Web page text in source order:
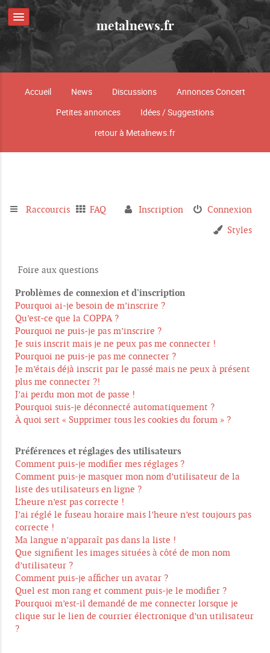
metalnews.fr
Accueil News Discussions
Annonces Concert
Petites annonces
Idées / Suggestions
retour à Metalnews.fr
Raccourcis FAQ Connexion
Inscription
Styles
Foire aux questions
Problèmes de connexion et d’inscription
Pourquoi ai-je besoin de m’inscrire ?
Qu’est-ce que la COPPA ?
Pourquoi ne puis-je pas m’inscrire ?
Je suis inscrit mais je ne peux pas me connecter !
Pourquoi ne puis-je pas me connecter ?
Je m’étais déjà inscrit par le passé mais ne peux à présent
plus me connecter ?!
J’ai perdu mon mot de passe !
Pourquoi suis-je déconnecté automatiquement ?
À quoi sert « Supprimer tous les cookies du forum » ?
Préférences et réglages des utilisateurs
Comment puis-je modifier mes réglages ?
Comment puis-je masquer mon nom d’utilisateur de la
liste des utilisateurs en ligne ?
L’heure n’est pas correcte !
J’ai réglé le fuseau horaire mais l’heure n’est toujours pas
correcte !
Ma langue n’apparaît pas dans la liste !
Que signifient les images situées à côté de mon nom
d’utilisateur ?
Comment puis-je afficher un avatar ?
Quel est mon rang et comment puis-je le modifier ?
Pourquoi m’est-il demandé de me connecter lorsque je
clique sur le lien de courrier électronique d’un utilisateur
?